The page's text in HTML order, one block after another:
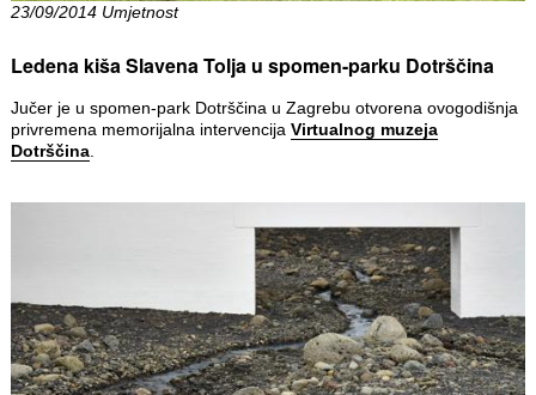
23/09/2014 Umjetnost
Ledena kiša Slavena Tolja u spomen-parku Dotrščina
Jučer je u spomen-park Dotrščina u Zagrebu otvorena ovogodišnja
privremena memorijalna intervencija Virtualnog muzeja
Dotrščina.